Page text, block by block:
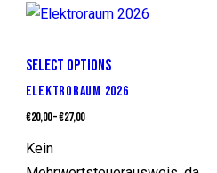
mehrere
Optionen
können
SELECT OPTIONS
ELEKTRORAUM 2026
€20,00–€27,00
Kein